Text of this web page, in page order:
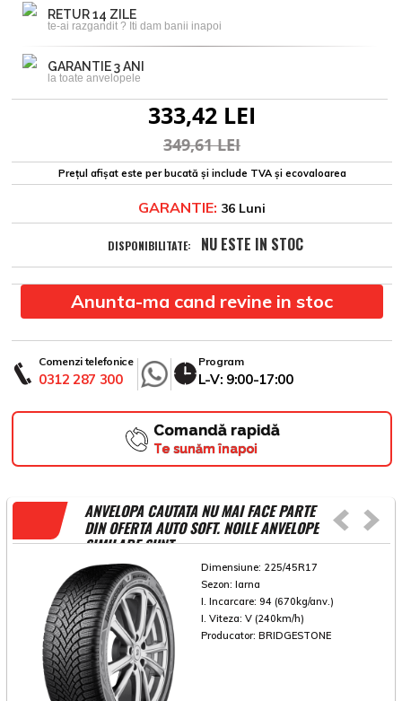
RETUR 14 ZILE
te-ai razgandit ? Iti dam banii inapoi
GARANTIE 3 ANI
la toate anvelopele
333,42 LEI
349,61 LEI
Prețul afișat este per bucată și include TVA și ecovaloarea
GARANTIE: 36 Luni
DISPONIBILITATE: NU ESTE IN STOC
Anunta-ma cand revine in stoc
Comenzi telefonice
0312 287 300
Program
L-V: 9:00-17:00
Comandă rapidă
Te sunăm înapoi
ANVELOPA CAUTATA NU MAI FACE PARTE
DIN OFERTA AUTO SOFT. NOILE ANVELOPE
SIMILARE SUNT
Dimensiune: 225/45R17
Sezon: Iarna
I. Incarcare: 94 (670kg/anv.)
I. Viteza: V (240km/h)
Producator: BRIDGESTONE